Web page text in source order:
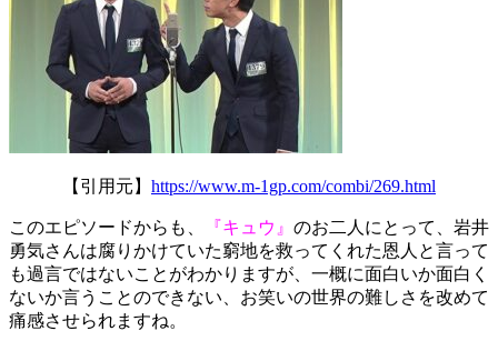
【引用元】 https://www.m-1gp.com/combi/269.html
このエピソードからも、 『キュウ』 のお二人にとって、岩井
勇気さんは腐りかけていた窮地を救ってくれた恩人と言って
も過言ではないことがわかりますが、一概に面白いか面白く
ないか言うことのできない、お笑いの世界の難しさを改めて
痛感させられますね。